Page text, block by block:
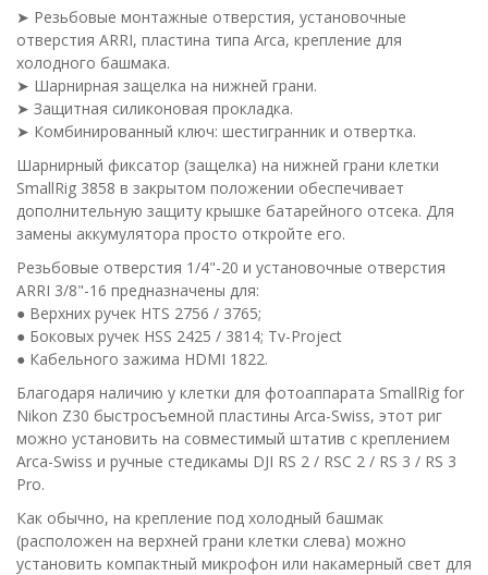
➤ Резьбовые монтажные отверстия, установочные
отверстия ARRI, пластина типа Arca, крепление для
холодного башмака.
➤ Шарнирная защелка на нижней грани.
➤ Защитная силиконовая прокладка.
➤ Комбинированный ключ: шестигранник и отвертка.
Шарнирный фиксатор (защелка) на нижней грани клетки
SmallRig 3858 в закрытом положении обеспечивает
дополнительную защиту крышке батарейного отсека. Для
замены аккумулятора просто откройте его.
Резьбовые отверстия 1/4"-20 и установочные отверстия
ARRI 3/8"-16 предназначены для:
● Верхних ручек HTS 2756 / 3765;
● Боковых ручек HSS 2425 / 3814; Tv-Project
● Кабельного зажима HDMI 1822.
Благодаря наличию у клетки для фотоаппарата SmallRig for
Nikon Z30 быстросъемной пластины Arca-Swiss, этот риг
можно установить на совместимый штатив с креплением
Arca-Swiss и ручные стедикамы DJI RS 2 / RSC 2 / RS 3 / RS 3
Pro.
Как обычно, на крепление под холодный башмак
(расположен на верхней грани клетки слева) можно
установить компактный микрофон или накамерный свет для